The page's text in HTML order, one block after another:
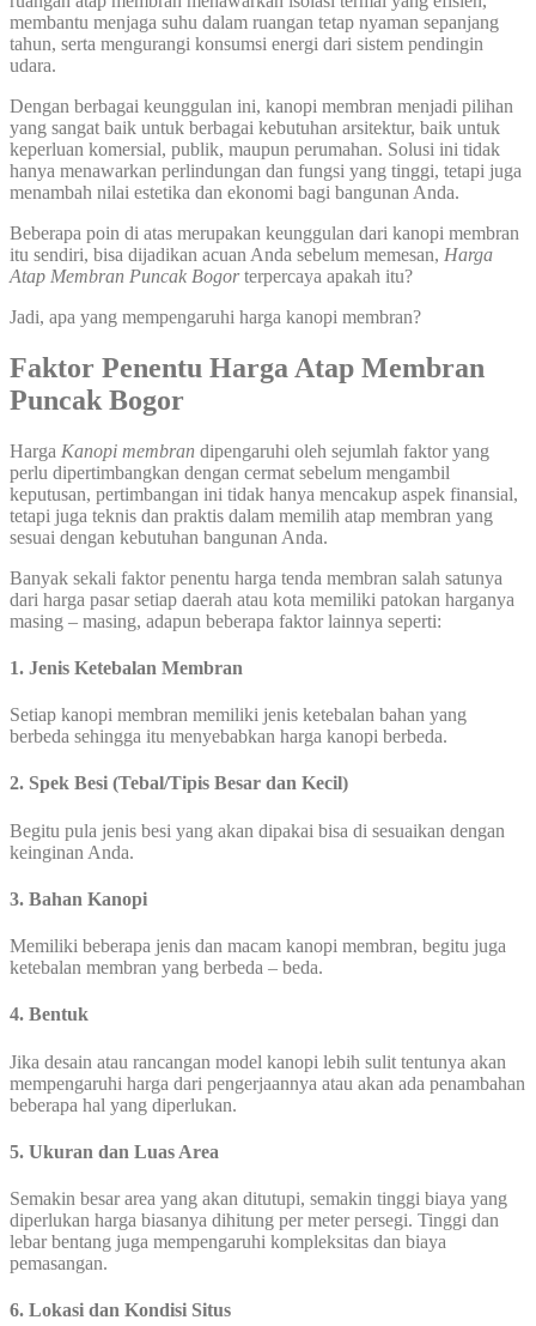
membantu menjaga suhu dalam ruangan tetap nyaman sepanjang
tahun, serta mengurangi konsumsi energi dari sistem pendingin
udara.
Dengan berbagai keunggulan ini, kanopi membran menjadi pilihan
yang sangat baik untuk berbagai kebutuhan arsitektur, baik untuk
keperluan komersial, publik, maupun perumahan. Solusi ini tidak
hanya menawarkan perlindungan dan fungsi yang tinggi, tetapi juga
menambah nilai estetika dan ekonomi bagi bangunan Anda.
Beberapa poin di atas merupakan keunggulan dari kanopi membran
itu sendiri, bisa dijadikan acuan Anda sebelum memesan, Harga
Atap Membran Puncak Bogorterpercaya apakah itu?
Jadi, apa yang mempengaruhi harga kanopi membran?
Faktor Penentu Harga Atap Membran
Puncak Bogor
Harga Kanopi membran dipengaruhi oleh sejumlah faktor yang
perlu dipertimbangkan dengan cermat sebelum mengambil
keputusan, pertimbangan ini tidak hanya mencakup aspek finansial,
tetapi juga teknis dan praktis dalam memilih atap membran yang
sesuai dengan kebutuhan bangunan Anda.
Banyak sekali faktor penentu harga tenda membran salah satunya
dari harga pasar setiap daerah atau kota memiliki patokan harganya
masing – masing, adapun beberapa faktor lainnya seperti:
1. Jenis Ketebalan Membran
Setiap kanopi membran memiliki jenis ketebalan bahan yang
berbeda sehingga itu menyebabkan harga kanopi berbeda.
2. Spek Besi (Tebal/Tipis Besar dan Kecil)
Begitu pula jenis besi yang akan dipakai bisa di sesuaikan dengan
keinginan Anda.
3. Bahan Kanopi
Memiliki beberapa jenis dan macam kanopi membran, begitu juga
ketebalan membran yang berbeda – beda.
4. Bentuk
Jika desain atau rancangan model kanopi lebih sulit tentunya akan
mempengaruhi harga dari pengerjaannya atau akan ada penambahan
beberapa hal yang diperlukan.
5. Ukuran dan Luas Area
Semakin besar area yang akan ditutupi, semakin tinggi biaya yang
diperlukan harga biasanya dihitung per meter persegi. Tinggi dan
lebar bentang juga mempengaruhi kompleksitas dan biaya
pemasangan.
6. Lokasi dan Kondisi Situs